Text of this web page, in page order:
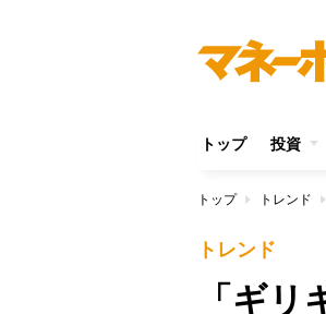
トップ 投資
トップ トレンド
トレンド
「ギ